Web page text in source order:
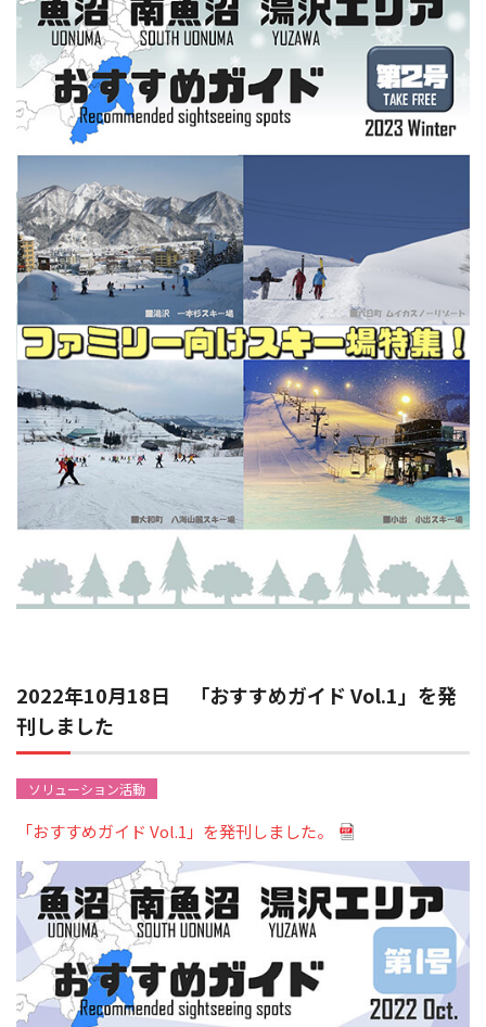
2022年10月18日 「おすすめガイド Vol.1」を発
刊しました
ソリューション活動
「おすすめガイド Vol.1」を発刊しました。